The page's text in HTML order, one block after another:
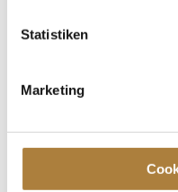
Statistiken
Marketing
Talentpool-Athlet
100. Geburtstag von